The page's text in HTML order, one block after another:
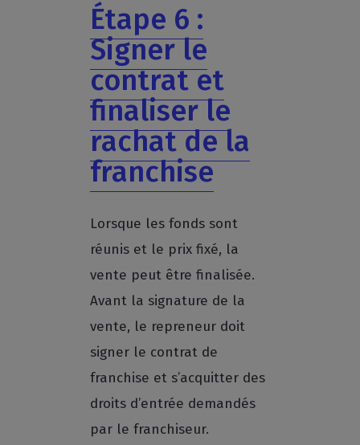
Étape 6 :
Signer le
contrat et
finaliser le
rachat de la
franchise
Lorsque les fonds sont
réunis et le prix fixé, la
vente peut être finalisée.
Avant la signature de la
vente, le repreneur doit
signer le contrat de
franchise et s’acquitter des
droits d’entrée demandés
par le franchiseur.